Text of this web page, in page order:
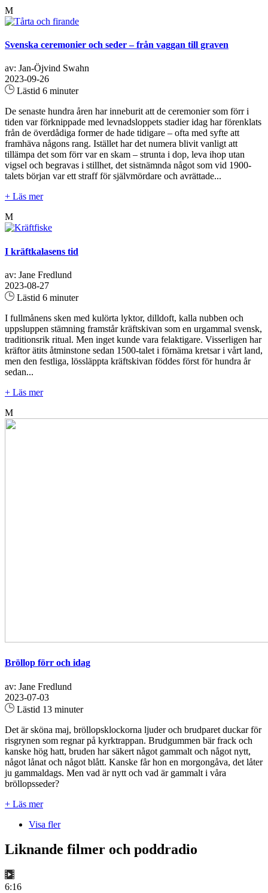
M
Svenska ceremonier och seder – från vaggan till graven
av: Jan-Öjvind Swahn
2023-09-26
Lästid 6 minuter
De senaste hundra åren har inneburit att de ceremonier som förr i
tiden var förknippade med levnadsloppets stadier idag har förenklats
från de överdådiga former de hade tidigare – ofta med syfte att
framhäva någons rang. Istället har det numera blivit vanligt att
tillämpa det som förr var en skam – strunta i dop, leva ihop utan
vigsel och begravas i stillhet, det sistnämnda något som vid 1900-
talets början var ett straff för självmördare och avrättade...
+ Läs mer
M
I kräftkalasens tid
av: Jane Fredlund
2023-08-27
Lästid 6 minuter
I fullmånens sken med kulörta lyktor, dilldoft, kalla nubben och
uppsluppen stämning framstår kräftskivan som en urgammal svensk,
traditionsrik ritual. Men inget kunde vara felaktigare. Visserligen har
kräftor ätits åtminstone sedan 1500-talet i förnäma kretsar i vårt land,
men den festliga, lössläppta kräftskivan föddes först för hundra år
sedan...
+ Läs mer
M
Bröllop förr och idag
av: Jane Fredlund
2023-07-03
Lästid 13 minuter
Det är sköna maj, bröllopsklockorna ljuder och brudparet duckar för
risgrynen som regnar på kyrktrappan. Brudgummen bär frack och
kanske hög hatt, bruden har säkert något gammalt och något nytt,
något lånat och något blått. Kanske får hon en morgongåva, det låter
ju gammaldags. Men vad är nytt och vad är gammalt i våra
bröllopsseder?
+ Läs mer
Visa fler
Liknande filmer och poddradio
6:16